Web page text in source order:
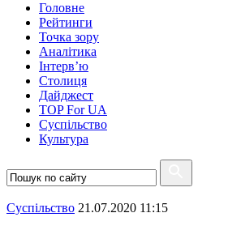
Головне
Рейтинги
Точка зору
Аналітика
Інтерв’ю
Столиця
Дайджест
TOP For UA
Суспiльство
Культура
Суспiльство 21.07.2020 11:15